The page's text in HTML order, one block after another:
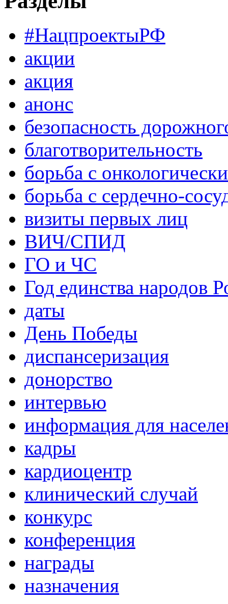
#НацпроектыРФ
акции
акция
анонс
безопасность
благотворительность
борьба с
борьба с сердечно-
визиты первых лиц
ВИЧ/СПИД
ГО и ЧС
Год единства народов
даты
День Победы
диспансеризация
донорство
интервью
информация для
кадры
кардиоцентр
клинический случай
конкурс
конференция
награды
назначения